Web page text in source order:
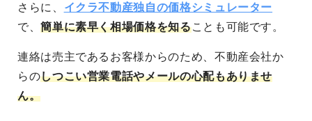
さらに、 イクラ不動産独自の価格シミュレーター
で、簡単に素早く相場価格を知ることも可能です。
連絡は売主であるお客様からのため、不動産会社か
らのしつこい営業電話やメールの心配もありませ
ん。